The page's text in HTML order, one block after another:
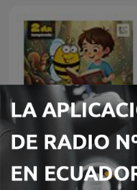
La abeja Vi-Vi
cuentacuentos